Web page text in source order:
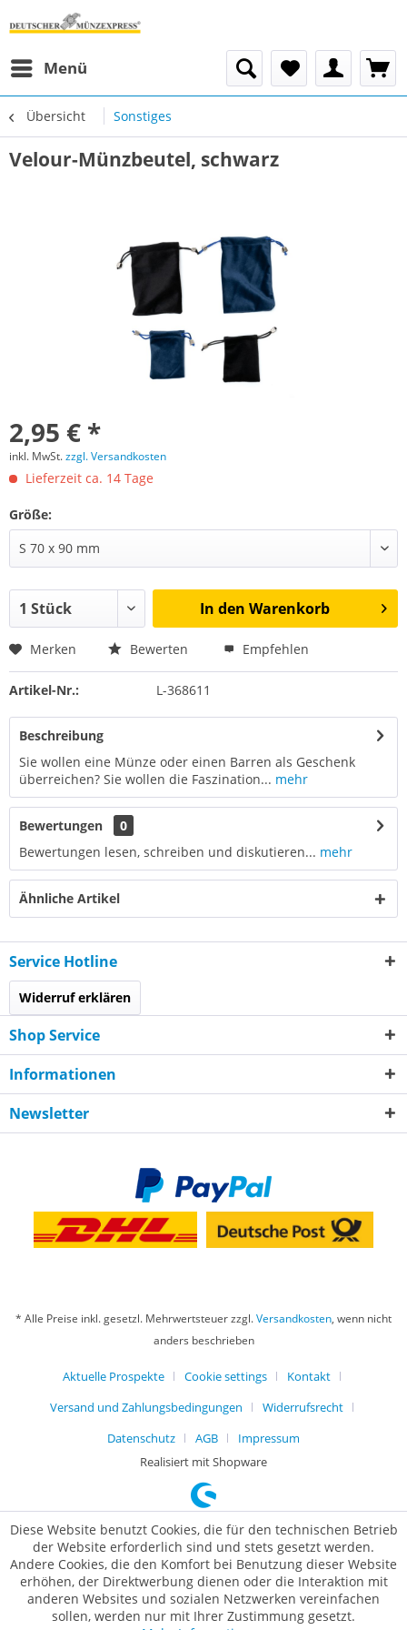
Menü
Übersicht Sonstiges
Velour-Münzbeutel, schwarz
2,95 € *
inkl. MwSt.zzgl. Versandkosten
Lieferzeit ca. 14 Tage
Größe:
In den Warenkorb
Merken Bewerten Empfehlen
Artikel-Nr.: L-368611
Beschreibung
Sie wollen eine Münze oder einen Barren als Geschenk
überreichen? Sie wollen die Faszination... mehr
Bewertungen
0
Bewertungen lesen, schreiben und diskutieren... mehr
Ähnliche Artikel
Service Hotline
Widerruf erklären
Shop Service
Informationen
Newsletter
* Alle Preise inkl. gesetzl. Mehrwertsteuer zzgl.Versandkosten, wenn nicht
anders beschrieben
Aktuelle Prospekte Cookie settings
Kontakt
Versand und Zahlungsbedingungen
Widerrufsrecht
Datenschutz
AGB
Impressum
Realisiert mit Shopware
Diese Website benutzt Cookies, die für den technischen Betrieb
der Website erforderlich sind und stets gesetzt werden.
Andere Cookies, die den Komfort bei Benutzung dieser Website
erhöhen, der Direktwerbung dienen oder die Interaktion mit
anderen Websites und sozialen Netzwerken vereinfachen
sollen, werden nur mit Ihrer Zustimmung gesetzt.